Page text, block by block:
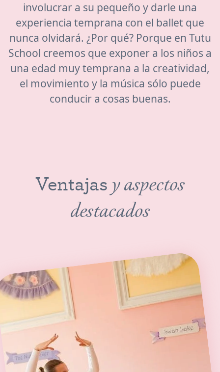
involucrar a su pequeño y darle una
experiencia temprana con el ballet que
nunca olvidará. ¿Por qué? Porque en Tutu
School creemos que exponer a los niños a
una edad muy temprana a la creatividad,
el movimiento y la música sólo puede
conducir a cosas buenas.
Ventajasy aspectos
destacados